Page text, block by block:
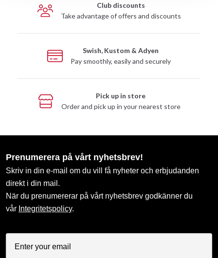
Club discounts
Take advantage of offers and discounts
Swish, Kustom & Adyen
Pay smoothly, easily and securely
Pick up in store
Order and pick up in your nearest store
Prenumerera på vårt nyhetsbrev!
Skriv in din e-mail om du vill få nyheter och erbjudanden
direkt i din mail.
När du prenumererar på vårt nyhetsbrev godkänner du
vår Integritetspolicy.